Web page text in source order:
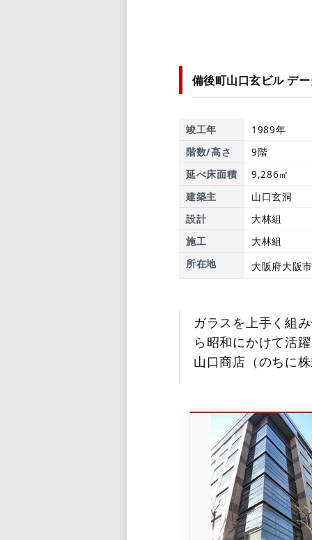
備後町山口玄ビル デ
竣工年
1989年
階数/高さ
9階
延べ床面積
9,286㎡
建築主
山口玄洞
設計
大林組
施工
大林組
所在地
大阪府大阪
ガラスを上手く組
ら昭和にかけて活
山口商店（のちに